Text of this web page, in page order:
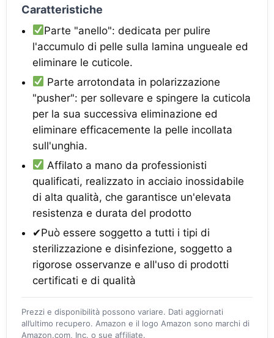
Caratteristiche
Parte "anello": dedicata per pulire
l'accumulo di pelle sulla lamina ungueale ed
eliminare le cuticole.
Parte arrotondata in polarizzazione
"pusher": per sollevare e spingere la cuticola
per la sua successiva eliminazione ed
eliminare efficacemente la pelle incollata
sull'unghia.
Affilato a mano da professionisti
qualificati, realizzato in acciaio inossidabile
di alta qualità, che garantisce un'elevata
resistenza e durata del prodotto
✔Può essere soggetto a tutti i tipi di
sterilizzazione e disinfezione, soggetto a
rigorose osservanze e all'uso di prodotti
certificati e di qualità
Prezzi e disponibilità possono variare. Dati aggiornati
all’ultimo recupero. Amazon e il logo Amazon sono marchi di
Amazon.com, Inc. o sue affiliate.